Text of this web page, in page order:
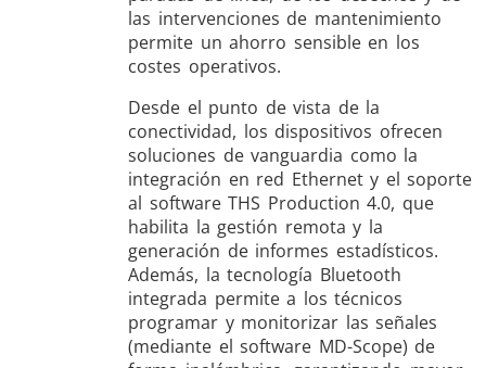
las intervenciones de mantenimiento
permite un ahorro sensible en los
costes operativos.
Desde el punto de vista de la
conectividad, los dispositivos ofrecen
soluciones de vanguardia como la
integración en red Ethernet y el soporte
al software THS Production 4.0, que
habilita la gestión remota y la
generación de informes estadísticos.
Además, la tecnología Bluetooth
integrada permite a los técnicos
programar y monitorizar las señales
(mediante el software MD-Scope) de